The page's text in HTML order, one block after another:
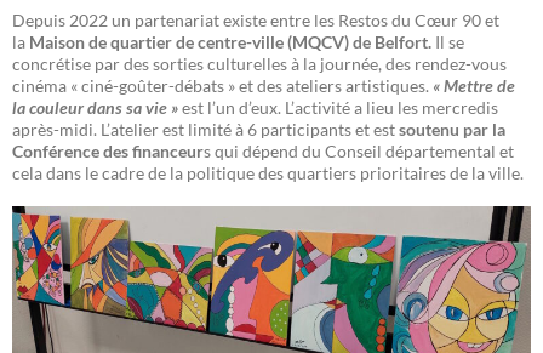
Depuis 2022 un partenariat existe entre les Restos du Cœur 90 et
la Maison de quartier de centre-ville (MQCV) de Belfort. Il se
concrétise par des sorties culturelles à la journée, des rendez-vous
cinéma « ciné-goûter-débats » et des ateliers artistiques. « Mettre de
la couleur dans sa vie »est l’un d’eux. L’activité a lieu les mercredis
après-midi. L’atelier est limité à 6 participants et estsoutenu par la
Conférence des financeurs qui dépend du Conseil départemental et
cela dans le cadre de la politique des quartiers prioritaires de la ville.